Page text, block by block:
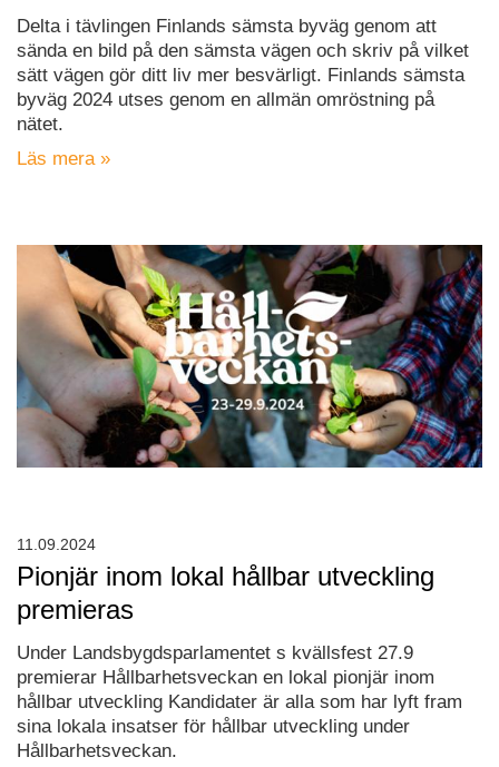
Delta i tävlingen Finlands sämsta byväg genom att
sända en bild på den sämsta vägen och skriv på vilket
sätt vägen gör ditt liv mer besvärligt. Finlands sämsta
byväg 2024 utses genom en allmän omröstning på
nätet.
Läs mera »
Pionjär inom lokal hållbar utveckling
premieras
Under Landsbygdsparlamentet s kvällsfest 27.9
premierar Hållbarhetsveckan en lokal pionjär inom
hållbar utveckling Kandidater är alla som har lyft fram
sina lokala insatser för hållbar utveckling under
Hållbarhetsveckan.
11.09.2024